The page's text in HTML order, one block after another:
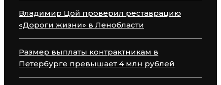
Владимир Цой проверил реставрацию
«Дороги жизни» в Ленобласти
Размер выплаты контрактникам в
Петербурге превышает 4 млн рублей